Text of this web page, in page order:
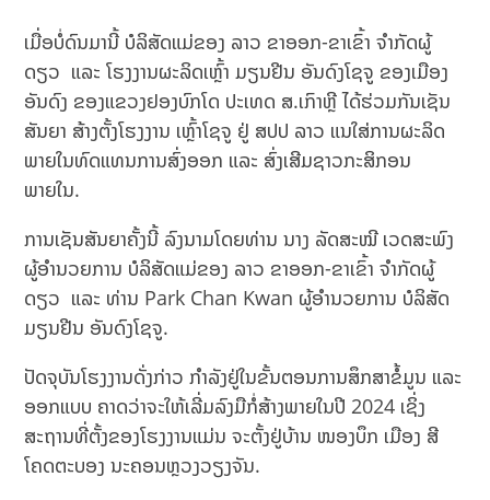
ເມື່ອບໍ່ດົນມານີ້ ບໍລິສັດແມ່ຂອງ ລາວ ຂາອອກ-ຂາເຂົ້າ ຈຳກັດຜູ້
ດຽວ ແລະ ໂຮງງານຜະລິດເຫຼົ້າ ມຽນຢີນ ອັນດົງໂຊຈູ ຂອງເມືອງ
ອັນດົງ ຂອງແຂວງຢອງບົກໂດ ປະເທດ ສ.ເກົາຫຼີ ໄດ້ຮ່ວມກັນເຊັນ
ສັນຍາ ສ້າງຕັ້ງໂຮງງານ ເຫຼົ້າໂຊຈູ ຢູ່ ສປປ ລາວ ແນໃສ່ການຜະລິດ
ພາຍໃນທົດແທນການສົ່ງອອກ ແລະ ສົ່ງເສີມຊາວກະສິກອນ
ພາຍໃນ.
ການເຊັນສັນຍາຄັ້ງນີ້ ລົງນາມໂດຍທ່ານ ນາງ ລັດສະໝີ ເວດສະພົງ
ຜູ້ອຳນວຍການ ບໍລິສັດແມ່ຂອງ ລາວ ຂາອອກ-ຂາເຂົ້າ ຈຳກັດຜູ້
ດຽວ ແລະ ທ່ານ Park Chan Kwan ຜູ້ອຳນວຍການ ບໍລິສັດ
ມຽນຢີນ ອັນດົງໂຊຈູ.
ປັດຈຸບັນໂຮງງານດັ່ງກ່າວ ກຳລັງຢູ່ໃນຂັ້ນຕອນການສຶກສາຂໍ້ມູນ ແລະ
ອອກແບບ ຄາດວ່າຈະໃຫ້ເລີ່ມລົງມືກໍ່ສ້າງພາຍໃນປີ 2024 ເຊິ່ງ
ສະຖານທີ່ຕັ້ງຂອງໂຮງງານແມ່ນ ຈະຕັ້ງຢູ່ບ້ານ ໜອງບຶກ ເມືອງ ສີ
ໂຄດຕະບອງ ນະຄອນຫຼວງວຽງຈັນ.